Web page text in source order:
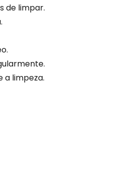
de limpar.
a limpeza.